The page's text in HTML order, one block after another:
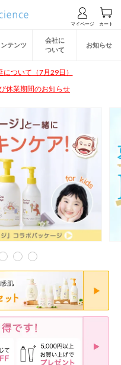
テンツ
会社に
ついて
お知らせ
ついて（7月29日）
休業期間のお知らせ